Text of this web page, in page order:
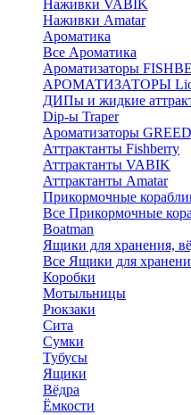
Наживки VABIK
Наживки Amatar
Ароматика
Все Ароматика
Ароматизаторы
АРОМАТИЗАТОРЫ
ДИПы и жидкие
Dip-ы Traper
Ароматизаторы
Аттрактанты Fishberry
Аттрактанты VABIK
Аттрактанты Amatar
Прикормочные
Все Прикормочные
Boatman
Ящики для хранения,
Все Ящики для
Коробки
Мотыльницы
Рюкзаки
Сита
Сумки
Тубусы
Ящики
Вёдра
Ёмкости